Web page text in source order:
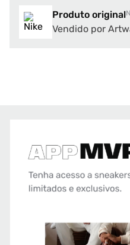
Produto original
Vendido por